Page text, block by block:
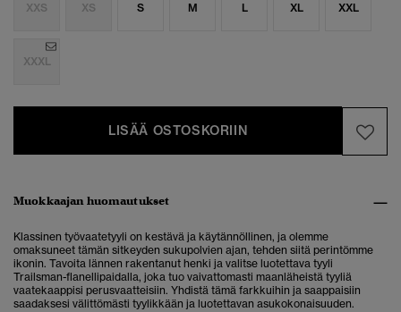
XXS XS S M L XL XXL
XXXL
LISÄÄ OSTOSKORIIN
Muokkaajan huomautukset
Klassinen työvaatetyyli on kestävä ja käytännöllinen, ja olemme
omaksuneet tämän sitkeyden sukupolvien ajan, tehden siitä perintömme
ikonin. Tavoita lännen rakentanut henki ja valitse luotettava tyyli
Trailsman-flanellipaidalla, joka tuo vaivattomasti maanläheistä tyyliä
vaatekaappisi perusvaatteisiin. Yhdistä tämä farkkuihin ja saappaisiin
saadaksesi välittömästi tyylikkään ja luotettavan asukokonaisuuden.